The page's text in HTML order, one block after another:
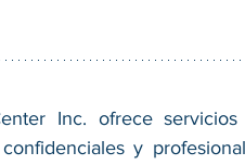
Inc. ofrece
y